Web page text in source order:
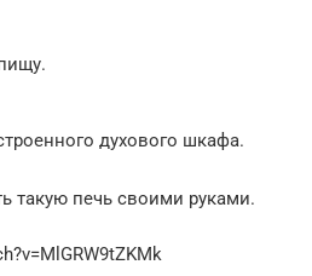
духового шкафа.
такую печь своими руками.